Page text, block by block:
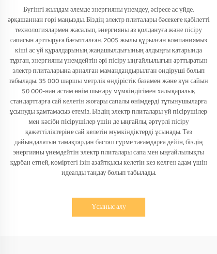
Бүгінгі жылдам әлемде энергияны үнемдеу, әсіресе ас үйде,
әрқашаннан гөрі маңызды. Біздің электр плиталары бәсекеге қабілетті
технологиялармен жасалып, энергияны аз қолдануға және пісіру
сапасын арттыруға бағытталған. 2005 жылы құрылған компаниямыз
кіші ас үй құралдарының жаңашылдығының алдыңғы қатарында
тұрған, энергияны үнемдейтін әрі пісіру ыңғайлылығын арттыратын
электр плиталарына арналған мамандандырылған өндіруші болып
табылады. 35 000 шаршы метрлік өндірістік базамен және күн сайын
50 000-нан астам өнім шығару мүмкіндігімен халықаралық
стандарттарға сай келетін жоғары сапалы өнімдерді тұтынушыларға
ұсынуды қамтамасыз етеміз. Біздің электр плиталары үй пісірушілер
мен кәсіби пісірушілер үшін де ыңғайлы, әртүрлі пісіру
қажеттіліктеріне сай келетін мүмкіндіктерді ұсынады. Тез
дайындалатын тамақтардан бастап гурме тағамдарға дейін, біздің
энергияны үнемдейтін электр плиталары сапа мен ыңғайлылықты
құрбан етпей, көміртегі ізін азайтқысы келетін кез келген адам үшін
идеалды таңдау болып табылады.
Ұсыныс алу